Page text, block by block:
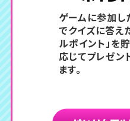
ゲームに参加し
でクイズに答え
ルポイント」を
応じてプレゼン
ます。